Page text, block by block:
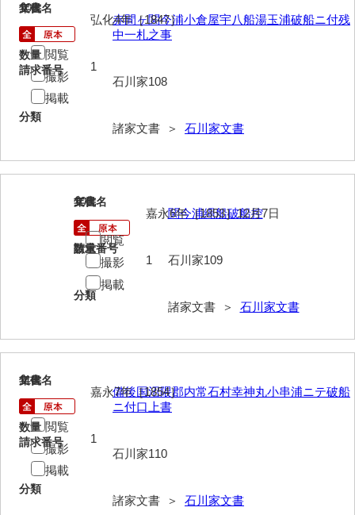
小田家文書（山口市下小鯖）
影山家文書
鍛冶利吉文書
片岡トミ子自作農地木札
堅田家文書（一般郷土伝来）
堅田家文書（山口市）
堅田家文書（山口市２）
片山家文書（下関市豊浦）
片山家文書（美和町）
月輪寺文書
勝間田家文書
桂家文書（宇部市1）
108
文書名
赤間ヶ関今浦小倉屋宇八船湯玉浦破船ニ付残
中一札之事
請求番号
石川家108
分類
諸家文書 ＞ 石川家文書
年代
弘化4年［1847］
数量
1
閲覧
撮影
掲載
109
文書名
関今浦縄船破船控
請求番号
石川家109
分類
諸家文書 ＞ 石川家文書
年代
嘉永6年［1853］12月7日
数量
1
閲覧
撮影
掲載
110
文書名
備後国沼隈郡内常石村幸神丸小串浦ニテ破船
ニ付口上書
請求番号
石川家110
分類
諸家文書 ＞ 石川家文書
年代
嘉永7年［1854］
数量
1
閲覧
撮影
掲載